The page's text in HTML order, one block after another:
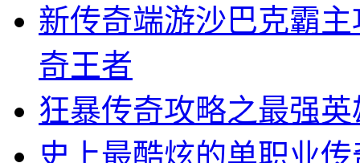
新传奇端游沙巴克霸
奇王者
狂暴传奇攻略之最强
史上最酷炫的单职业